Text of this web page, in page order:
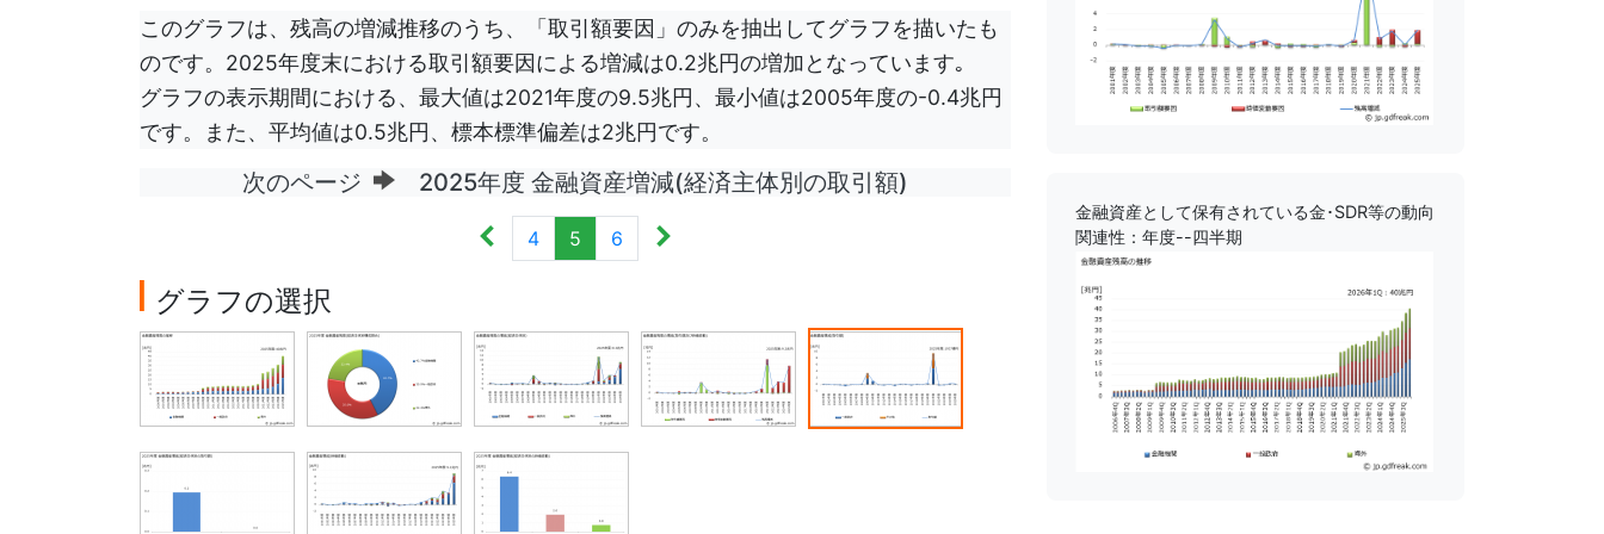
このグラフは、残高の増減推移のうち、「取引額要因」のみを抽出してグラフを描いたも
のです。2025年度末における取引額要因による増減は0.2兆円の増加となっています｡
グラフの表示期間における、最大値は2021年度の9.5兆円、最小値は2005年度の-0.4兆円
です。また、平均値は0.5兆円、標本標準偏差は2兆円です。
次のページ 2025年度 金融資産増減(経済主体別の取引額)
4 5 6
グラフの選択
金融資産として保有されている金･SDR等の動向
関連性：年度--四半期